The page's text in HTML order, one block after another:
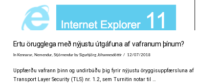
Ertu örugglega með nýjustu útgáfuna af vafranum þínum?
In Kennarar, Nemendur, Stjórnendurby Sigurbjörg Jóhannesdóttir 12/07/2018
Uppfærðu vafrann þinn og undirbúðu þig fyrir nýjustu öryggisuppfærsluna af
Transport Layer Security (TLS) nr. 1.2, sem Turnitin notar til …